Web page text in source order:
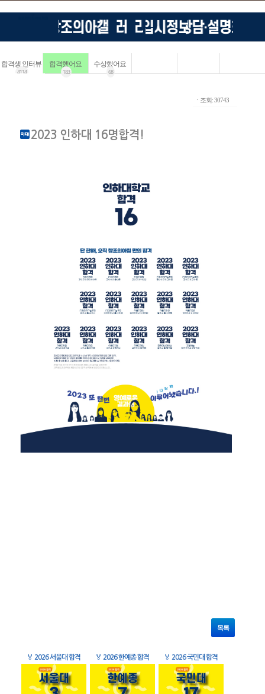
합격생 인터뷰
4114
합격했어요
183
수상했어요
68
ㆍ조회: 30743
2023 인하대 16명합격!
목록
🏅 2026 서울대 합격 🏅 2026 한예종 합격 🏅 2026 국민대 합격